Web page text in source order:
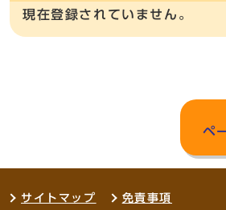
現在登録されていません。
ペ
サイトマップ 免責事項